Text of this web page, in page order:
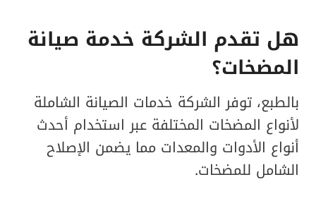
هل تقدم الشركة خدمة صيانة
المضخات؟
بالطبع، توفر الشركة خدمات الصيانة الشاملة
لأنواع المضخات المختلفة عبر استخدام أحدث
أنواع الأدوات والمعدات مما يضمن الإصلاح
الشامل للمضخات.